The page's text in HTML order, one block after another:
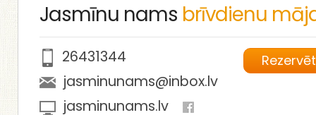
Jasmīnu nams brīvdienu
Rezervēt
26431344
jasminunams@inbox.lv
jasminunams.lv